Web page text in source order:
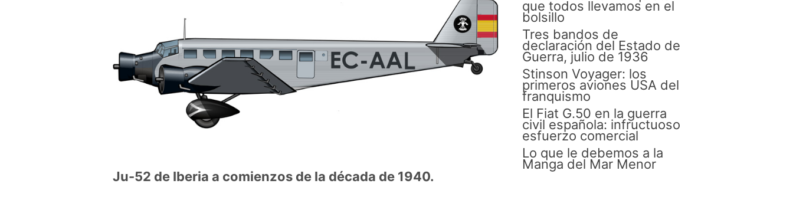
Ju-52 de Iberia a comienzos de la década de 1940.
que todos llevamos en el
bolsillo
Tres bandos de
declaración del Estado de
Guerra, julio de 1936
Stinson Voyager: los
primeros aviones USA del
franquismo
El Fiat G.50 en la guerra
civil española: infructuoso
esfuerzo comercial
Lo que le debemos a la
Manga del Mar Menor